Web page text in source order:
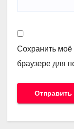
Сохранить моё
браузере для